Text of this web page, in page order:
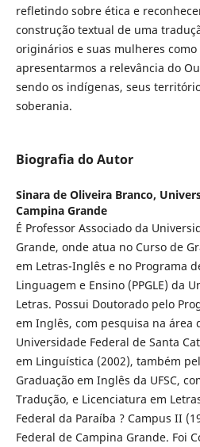
refletindo sobre ética e
construção textual de uma
originários e suas mulheres
apresentarmos a relevância do
sendo os indígenas, seus
soberania.
Biografia do Autor
Sinara de Oliveira Branco,
Campina Grande
É Professor Associado da
Grande, onde atua no Curso de
em Letras-Inglês e no Programa
Linguagem e Ensino (PPGLE) da
Letras. Possui Doutorado pelo
em Inglês, com pesquisa na área
Universidade Federal de Santa
em Linguística (2002), também
Graduação em Inglês da UFSC,
Tradução, e Licenciatura em
Federal da Paraíba ? Campus II
Federal de Campina Grande. Foi